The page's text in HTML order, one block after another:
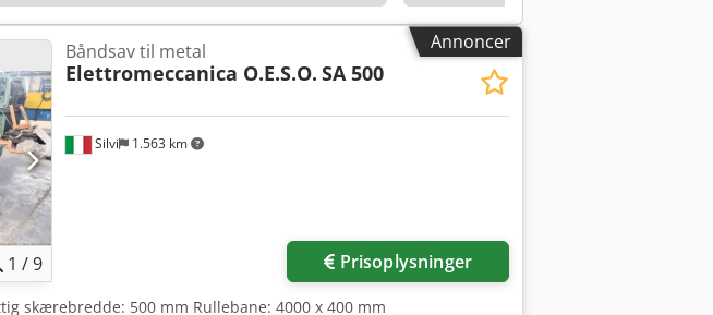
Annoncer
1 /9
Silvi 1.563 km
Båndsav til metal
Elettromeccanica O.E.S.O. SA 500
Prisoplysninger
skærebredde: 500 mm Rullebane: 4000 x 400 mm